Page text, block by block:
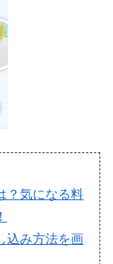
？気になる料
込み方法を画